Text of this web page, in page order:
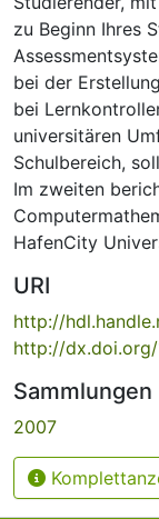
zu Beginn Ihres
bei der
bei
universitären
Schulbereich,
Im zweiten
HafenCity
URI
http://
http://dx.doi.org/
Sammlungen
2007